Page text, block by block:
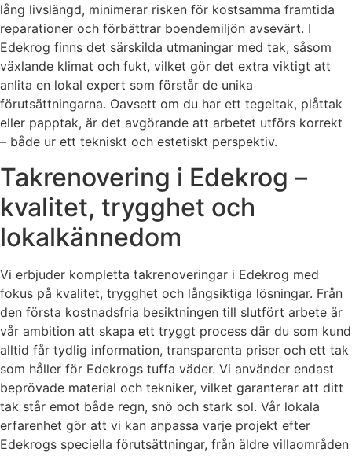
lång livslängd, minimerar risken för kostsamma framtida
reparationer och förbättrar boendemiljön avsevärt. I
Edekrog finns det särskilda utmaningar med tak, såsom
växlande klimat och fukt, vilket gör det extra viktigt att
anlita en lokal expert som förstår de unika
förutsättningarna. Oavsett om du har ett tegeltak, plåttak
eller papptak, är det avgörande att arbetet utförs korrekt
– både ur ett tekniskt och estetiskt perspektiv.
Takrenovering i Edekrog –
kvalitet, trygghet och
lokalkännedom
Vi erbjuder kompletta takrenoveringar i Edekrog med
fokus på kvalitet, trygghet och långsiktiga lösningar. Från
den första kostnadsfria besiktningen till slutfört arbete är
vår ambition att skapa ett tryggt process där du som kund
alltid får tydlig information, transparenta priser och ett tak
som håller för Edekrogs tuffa väder. Vi använder endast
beprövade material och tekniker, vilket garanterar att ditt
tak står emot både regn, snö och stark sol. Vår lokala
erfarenhet gör att vi kan anpassa varje projekt efter
Edekrogs speciella förutsättningar, från äldre villaområden